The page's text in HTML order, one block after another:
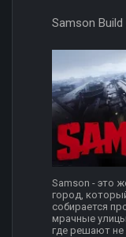
Samson Build
Samson - это
город,
собирается
мрачные
где решают не